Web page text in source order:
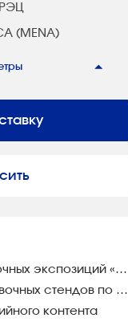
(MENA)
Организация выставочных экспозиций «под ключ»
Строительство выставочных стендов по всему миру
контента